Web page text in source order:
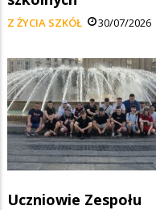
Z ŻYCIA SZKÓŁ 30/07/2026
Uczniowie Zespołu